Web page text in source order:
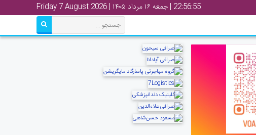
22:56:56 | جمعه ۱۶ مرداد ۱۴۰۵ | Friday 7 August 2026